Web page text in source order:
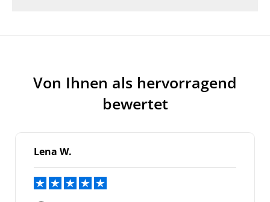
Von Ihnen als hervorragend
bewertet
Lena W.